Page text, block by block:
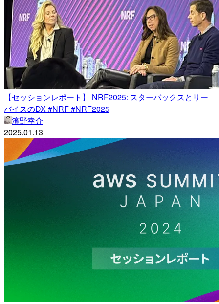
【セッションレポート】 NRF2025: スターバックスとリー
バイスのDX #NRF #NRF2025
濱野幸介
2025.01.13